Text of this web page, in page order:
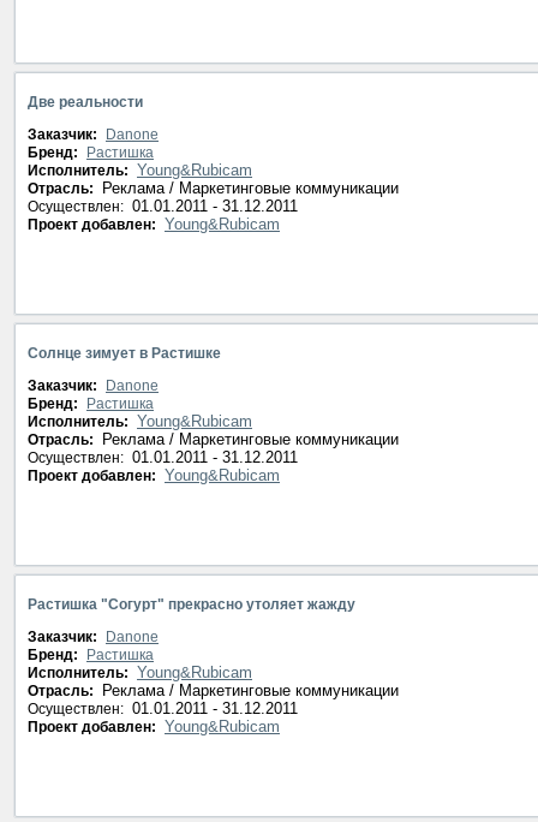
Две реальности
Заказчик:
Danone
Бренд:
Растишка
Исполнитель: Young&Rubicam
Отрасль: Реклама / Маркетинговые коммуникации
Осуществлен: 01.01.2011 - 31.12.2011
Проект добавлен: Young&Rubicam
Солнце зимует в Растишке
Заказчик:
Danone
Бренд:
Растишка
Исполнитель: Young&Rubicam
Отрасль: Реклама / Маркетинговые коммуникации
Осуществлен: 01.01.2011 - 31.12.2011
Проект добавлен: Young&Rubicam
Растишка "Согурт" прекрасно утоляет жажду
Заказчик:
Danone
Бренд:
Растишка
Исполнитель: Young&Rubicam
Отрасль: Реклама / Маркетинговые коммуникации
Осуществлен: 01.01.2011 - 31.12.2011
Проект добавлен: Young&Rubicam